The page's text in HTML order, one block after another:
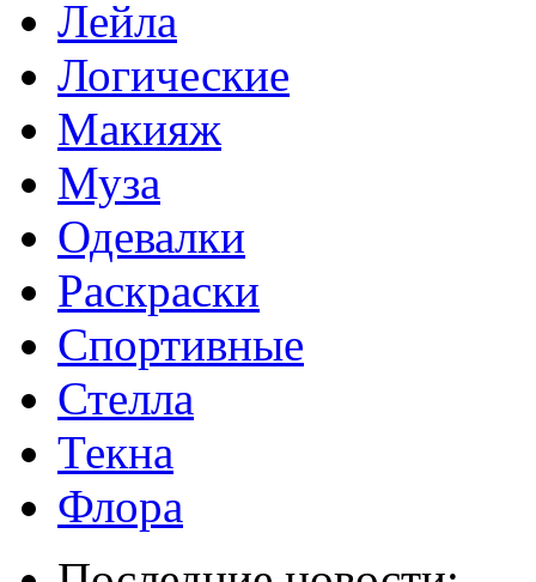
Лейла
Логические
Макияж
Муза
Одевалки
Раскраски
Спортивные
Стелла
Текна
Флора